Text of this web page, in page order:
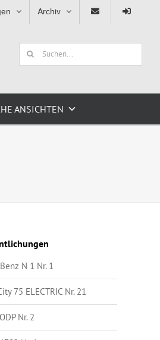
Archiv
Suche
nach:
ANSICHTEN
N 1 Nr. 1
75 ELECTRIC Nr. 21
Nr. 2